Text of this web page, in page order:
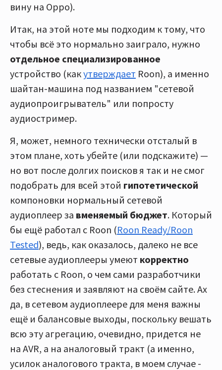
вину на Oppo).
Итак, на этой ноте мы подходим к тому, что
чтобы всё это нормально заиграло, нужно
отдельное специализированное
устройство (какутверждает Roon), а именно
шайтан-машина под названием "сетевой
аудиопроигрыватель" или попросту
аудиостример.
Я, может, немного технически отсталый в
этом плане, хоть убейте (или подскажите) —
но вот после долгих поисков я так и не смог
подобрать для всей этой гипотетической
компоновки нормальный сетевой
аудиоплеер за вменяемый бюджет. Который
бы ещё работал с Roon (Roon Ready/Roon
Tested), ведь, как оказалось, далеко не все
сетевые аудиоплееры умеют корректно
работать с Roon, о чем сами разработчики
без стеснения и заявляют на своём сайте. Ах
да, в сетевом аудиоплеере для меня важны
ещё и балансовые выходы, поскольку вешать
всю эту агрегацию, очевидно, придется не
на AVR, а на аналоговый тракт (а именно,
усилок аналогового тракта, в моем случае -